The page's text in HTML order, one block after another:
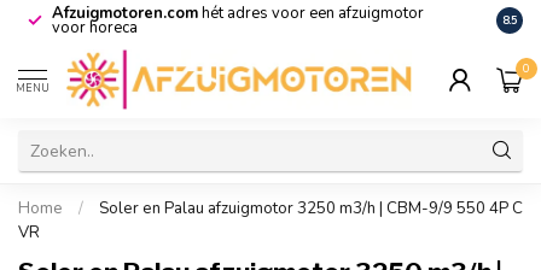
Afzuigmotoren.comhét adres voor een afzuigmotor
voor horeca De
8.5
MENU
0
Home /
Soler en Palau afzuigmotor 3250 m3/h | CBM-9/9 550 4P C
VR